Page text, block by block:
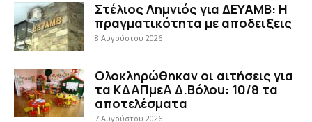
Στέλιος Λημνιός για ΔΕΥΑΜΒ: Η
πραγματικότητα με αποδειξεις
8 Αυγούστου 2026
Ολοκληρώθηκαν οι αιτήσεις για
τα ΚΔΑΠμεΑ Δ.Βόλου: 10/8 τα
αποτελέσματα
7 Αυγούστου 2026